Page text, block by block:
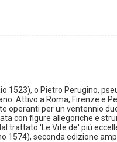
1523), o Pietro Perugino,
Attivo a Roma, Firenze e
operanti per un ventennio
con figure allegoriche e
trattato 'Le Vite de' più
1574), seconda edizione